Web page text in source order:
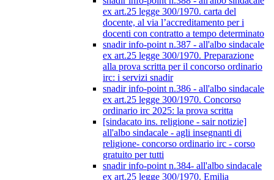
ex art.25 legge 300/1970. carta del
docente, al via l’accreditamento per i
docenti con contratto a tempo determinato
snadir info-point n.387 - all'albo sindacale
ex art.25 legge 300/1970. Preparazione
alla prova scritta per il concorso ordinario
irc: i servizi snadir
snadir info-point n.386 - all'albo sindacale
ex art.25 legge 300/1970. Concorso
ordinario irc 2025: la prova scritta
[sindacato ins. religione - sair notizie]
all'albo sindacale - agli insegnanti di
religione- concorso ordinario irc - corso
gratuito per tutti
snadir info-point n.384- all'albo sindacale
ex art.25 legge 300/1970. Emilia